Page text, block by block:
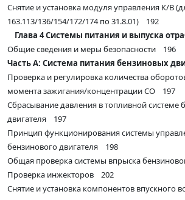
Снятие и установка модуля управления К/В
163.113/136/154/172/174 по 31.8.01) 192
Глава 4 Системы питания и выпуска
Общие сведения и меры безопасности 196
Часть А: Система питания бензиновых
Проверка и регулировка количества
момента зажигания/концентрации СО 197
Сбрасывание давления в топливной системе
двигателя 197
Принцип функционирования системы
бензинового двигателя 198
Общая проверка системы впрыска
Проверка инжекторов 202
Снятие и установка компонентов впускного